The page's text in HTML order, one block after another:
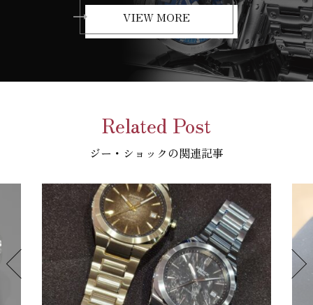
VIEW MORE
Related Post
ジー・ショックの関連記事